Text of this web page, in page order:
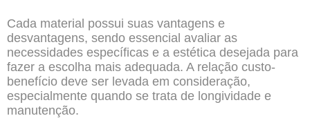
Cada material possui suas vantagens e
desvantagens, sendo essencial avaliar as
necessidades específicas e a estética desejada para
fazer a escolha mais adequada. A relação custo-
benefício deve ser levada em consideração,
especialmente quando se trata de longividade e
manutenção.